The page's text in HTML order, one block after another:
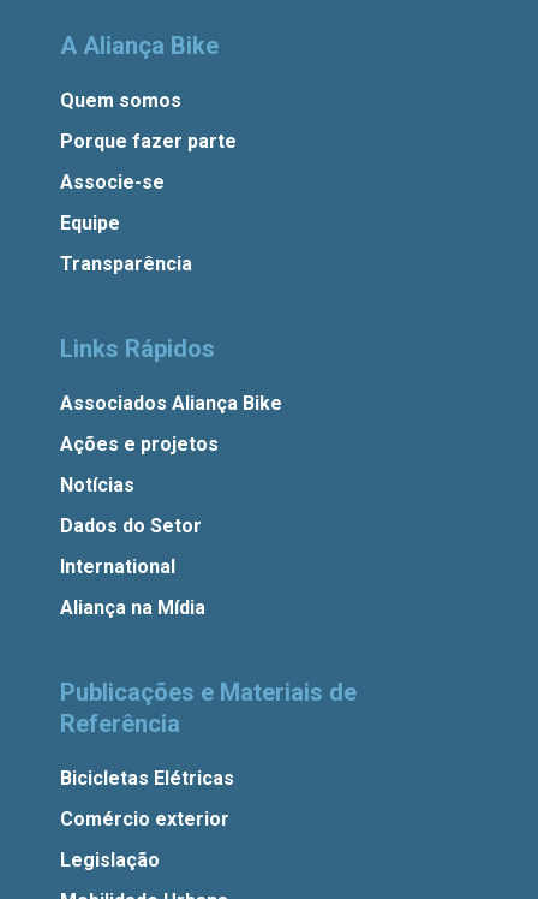
A Aliança Bike
Quem somos
Porque fazer parte
Associe-se
Equipe
Transparência
Links Rápidos
Associados Aliança Bike
Ações e projetos
Notícias
Dados do Setor
International
Aliança na Mídia
Publicações e Materiais de
Referência
Bicicletas Elétricas
Comércio exterior
Legislação